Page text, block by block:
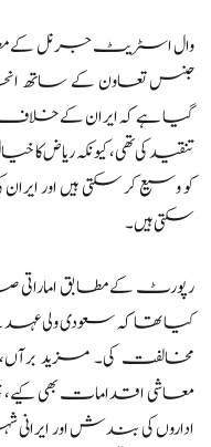
وال اسٹریٹ جرنل کے
جنس تعاون کے ساتھ
گیا ہے کہ ایران کے خلاف
تنقید کی تھی، کیونکہ ریاض کا
کو وسیع کر سکتی ہیں اور
سکتی ہیں۔
رپورٹ کے مطابق اماراتی
کیا تھا کہ سعودی ولی
مخالفت کی۔ مزید
معاشی اقدامات بھی
اداروں کی بندش اور